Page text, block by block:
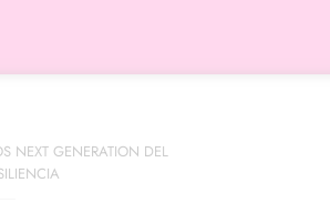
NEXT GENERATION DEL